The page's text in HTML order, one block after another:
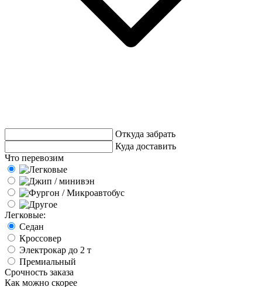
Откуда забрать
Куда доставить
Что перевозим
Легковые:
Седан
Кроссовер
Электрокар до 2 т
Премиальный
Срочность заказа
Как можно скорее